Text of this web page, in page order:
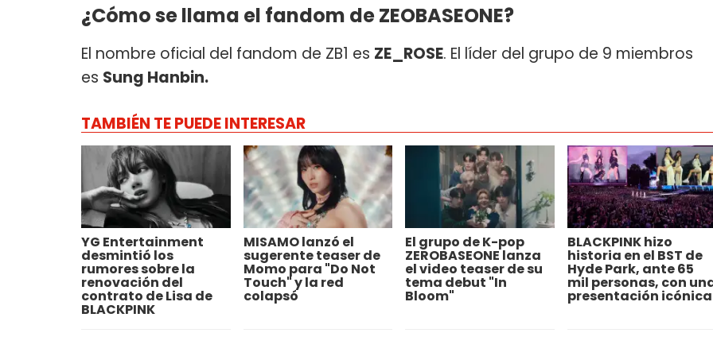
¿Cómo se llama el fandom de ZEOBASEONE?
El nombre oficial del fandom de ZB1 es ZE_ROSE. El líder del grupo de 9 miembros
es Sung Hanbin.
TAMBIÉN TE PUEDE INTERESAR
YG Entertainment
desmintió los
rumores sobre la
renovación del
contrato de Lisa de
BLACKPINK
MISAMO lanzó el
sugerente teaser de
Momo para "Do Not
Touch" y la red
colapsó
El grupo de K-pop
ZEROBASEONE lanza
el video teaser de su
tema debut "In
Bloom"
BLACKPINK hizo
historia en el BST de
Hyde Park, ante 65
mil personas, con
presentación icónica